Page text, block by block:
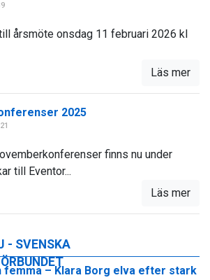
årsmöte onsdag 11 februari 2026 kl
Läs mer
2025
finns nu under
till Eventor...
Läs mer
- SVENSKA
femma – Klara Borg elva efter stark